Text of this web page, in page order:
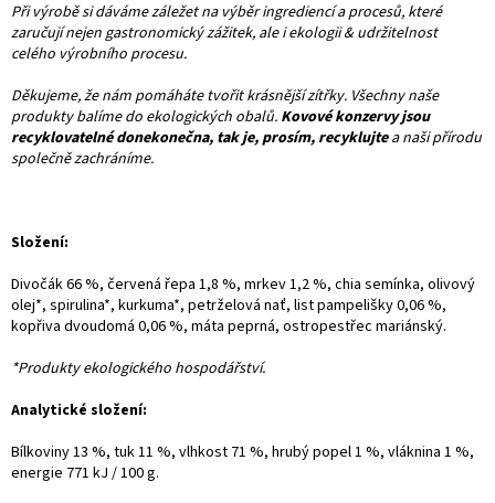
Při výrobě si dáváme záležet na výběr ingrediencí a procesů, které
zaručují nejen gastronomický zážitek, ale i ekologii & udržitelnost
celého výrobního procesu.
Děkujeme, že nám pomáháte tvořit krásnější zítřky. Všechny naše
produkty balíme do ekologických obalů. Kovové konzervy jsou
recyklovatelné donekonečna, tak je, prosím, recyklujtea naši přírodu
společně zachráníme.
Složení:
Divočák 66 %, červená řepa 1,8 %, mrkev 1,2 %, chia semínka, olivový
olej*, spirulina*, kurkuma*, petrželová nať, list pampelišky 0,06 %,
kopřiva dvoudomá 0,06 %, máta peprná, ostropestřec mariánský.
*Produkty ekologického hospodářství.
Analytické složení:
Bílkoviny 13 %, tuk 11 %, vlhkost 71 %, hrubý popel 1 %, vláknina 1 %,
energie 771 kJ / 100 g.